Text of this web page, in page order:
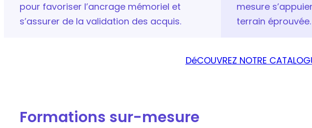
pour favoriser l’ancrage mémoriel et
s’assurer de la validation des acquis.
mesure
terrain éprouvée.
DéCOUVREZ NOTRE
Formations sur-mesure